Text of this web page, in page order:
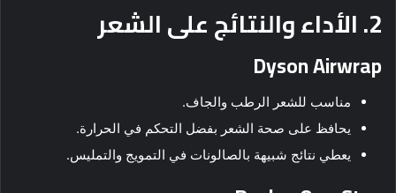
2. الأداء والنتائج على الشعر
Dyson Airwrap
مناسب للشعر الرطب والجاف.
يحافظ على صحة الشعر بفضل التحكم في الحرارة.
يعطي نتائج شبيهة بالصالونات في التمويج والتمليس.